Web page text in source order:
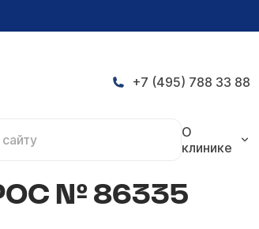
+7 (495) 788 33 88
О
клинике
№ 86335